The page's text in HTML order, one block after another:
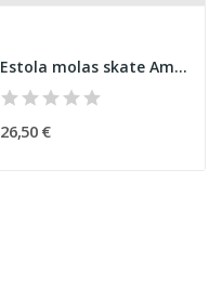
Estola molas skate Amarela
26,50 €